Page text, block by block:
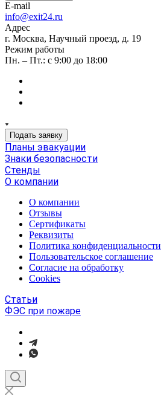
E-mail
info@exit24.ru
Адрес
г. Москва, Научный проезд, д. 19
Режим работы
Пн. – Пт.: с 9:00 до 18:00
Подать заявку
Планы эвакуации
Знаки безопасности
Стенды
О компании
О компании
Отзывы
Сертификаты
Реквизиты
Политика конфиденциальности
Пользовательское соглашение
Согласие на обработку
Cookies
Статьи
ФЭС при пожаре